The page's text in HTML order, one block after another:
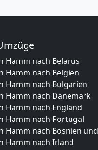
Hamm nach Belarus
Hamm nach Belgien
Hamm nach Bulgarien
Hamm nach Dänemark
Hamm nach England
Hamm nach Portugal
Hamm nach Bosnien
Hamm nach Irland